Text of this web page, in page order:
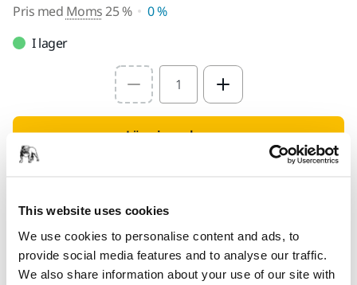
This website uses cookies
We use cookies to personalise content and ads, to
provide social media features and to analyse our traffic.
We also share information about your use of our site with
Pris med Moms25 %
0 %
I lager
Select quantity value
Lägg i varukorgen
Leverans inom 3-5 arbetsdagar
Leverans inom Sverige